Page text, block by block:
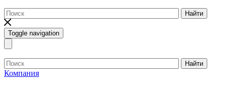
Найти
Toggle navigation
Найти
Компания